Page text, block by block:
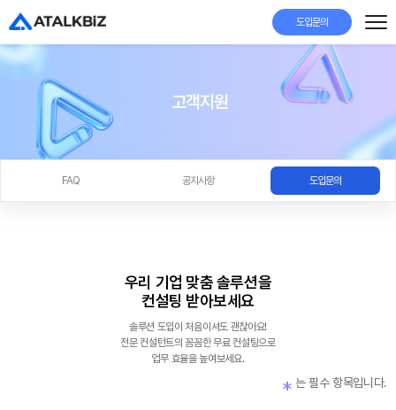
도입문의
고객지원
FAQ 공지사항 도입문의
우리 기업 맞춤 솔루션을
컨설팅 받아보세요
솔루션 도입이 처음이셔도 괜찮아요!
전문 컨설턴트의 꼼꼼한 무료 컨설팅으로
업무 효율을 높여보세요.
* 는 필수 항목입니다.